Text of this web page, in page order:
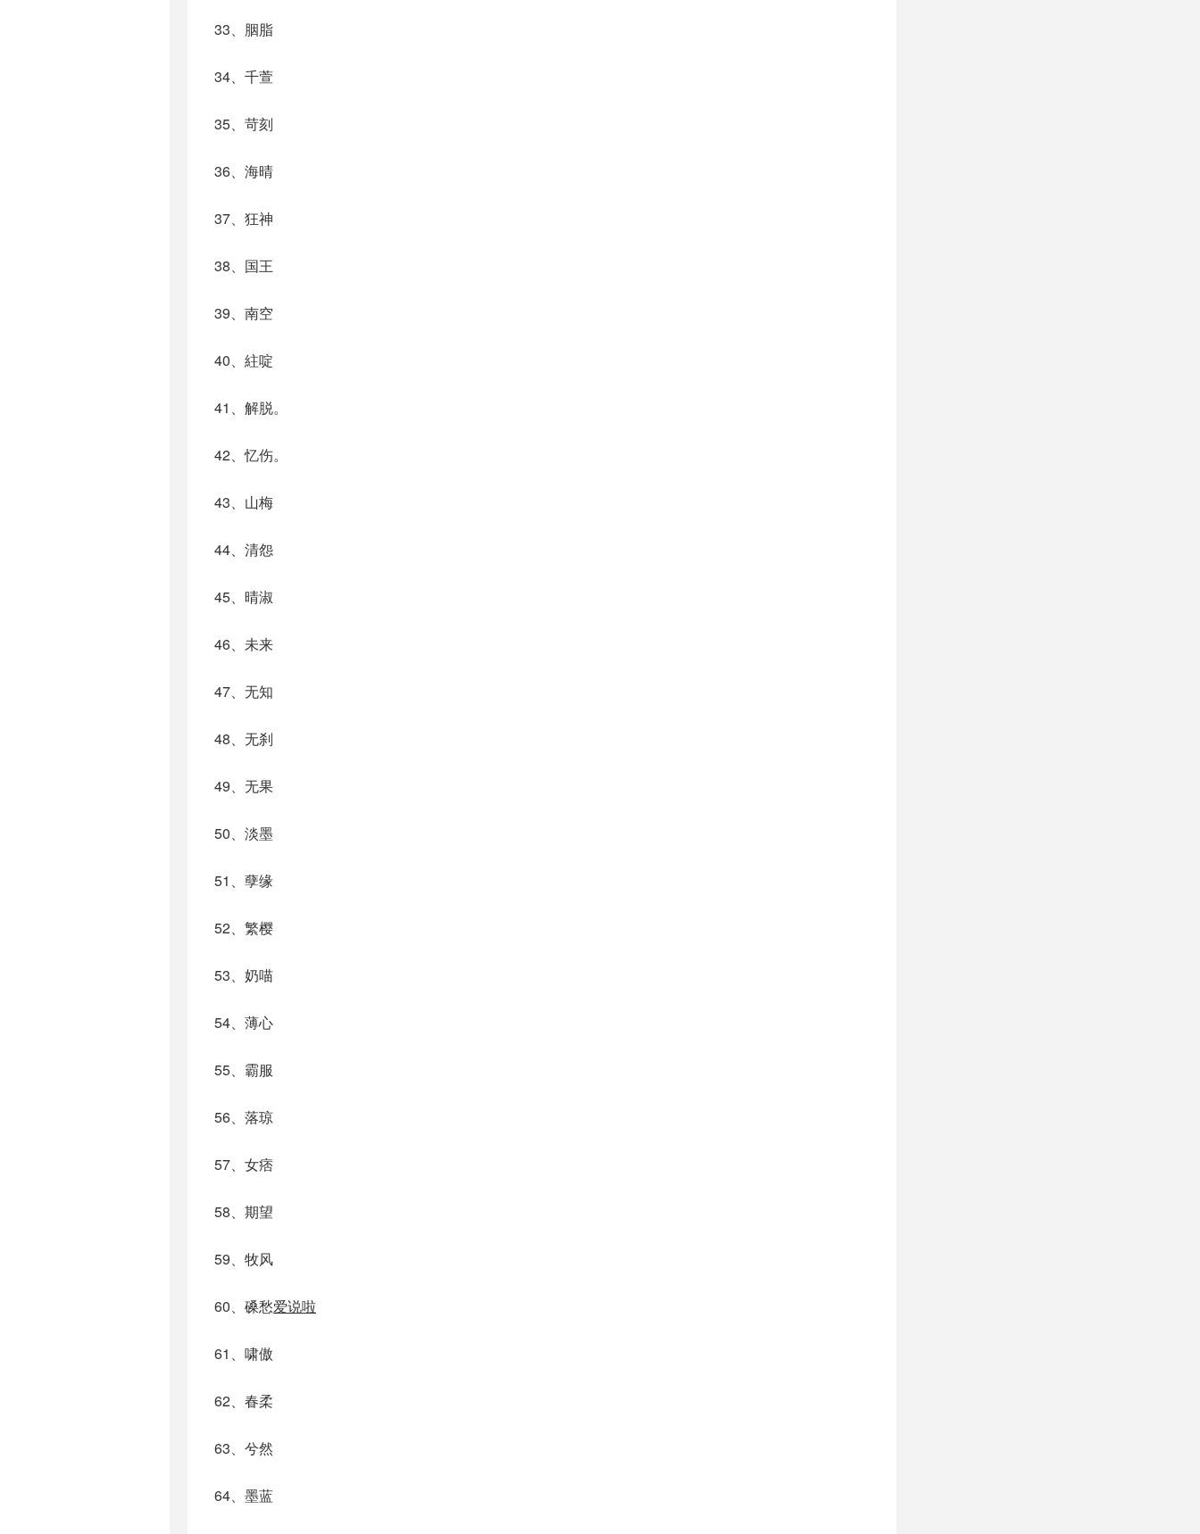
33、胭脂
34、千萱
35、苛刻
36、海晴
37、狂神
38、国王
39、南空
40、紸啶
41、解脱。
42、忆伤。
43、山梅
44、清怨
45、晴淑
46、未来
47、无知
48、无刹
49、无果
50、淡墨
51、孽缘
52、繁樱
53、奶喵
54、薄心
55、霸服
56、落琼
57、女痞
58、期望
59、牧风
60、磉愁爱说啦
61、啸傲
62、春柔
63、兮然
64、墨蓝